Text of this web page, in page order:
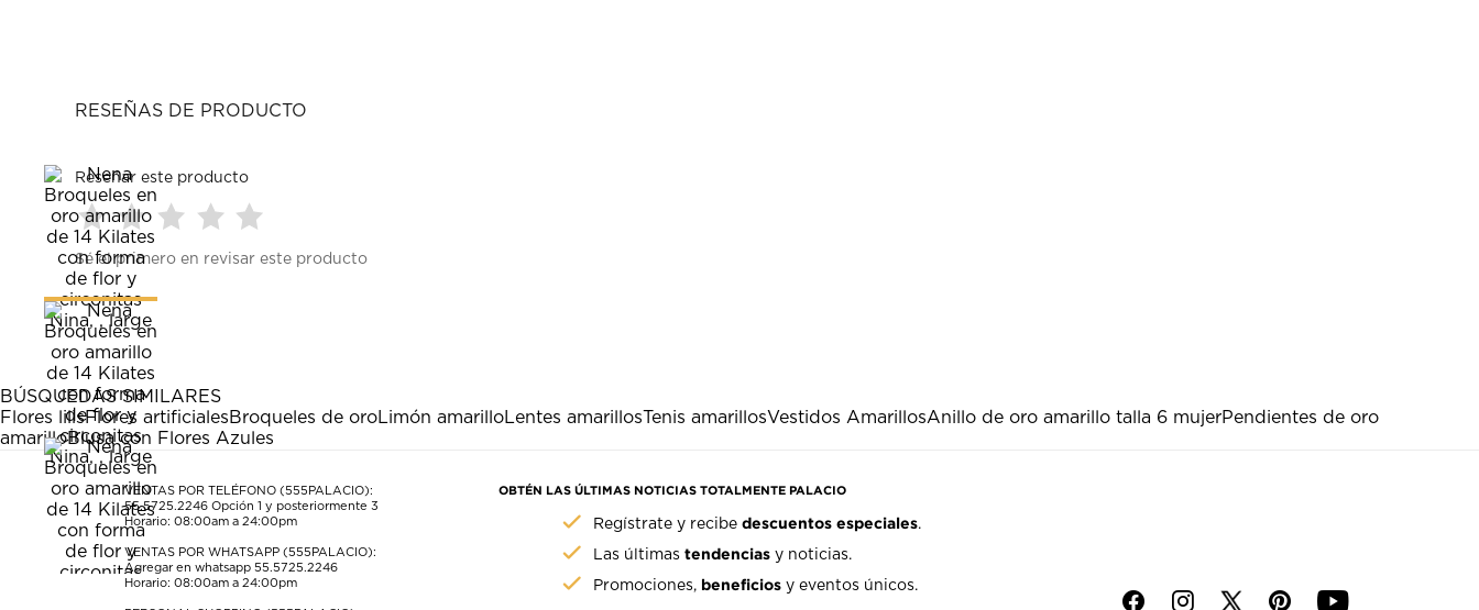
RESEÑAS DE PRODUCTO
Reseñar este producto
Seleccionar
para
calificar
el
artículo
con
1
estrella
Esta
acción
abrirá
el
formulario
de
envío.
Seleccionar
para
calificar
el
artículo
con
2
estrellas.
Esta
acción
abrirá
el
formulario
de
envío.
Seleccionar
para
el
artículo
3
estrellas.
Esta
acción
abrirá
el
formulario
de
para
estrellas.
Esta
acción
abrirá
formulario
de
para
Esta
acción
abrirá
formulario
de
envío.
Sé el primero en revisar este producto
BÚSQUEDAS SIMILARES
Flores lilisFlores artificialesBroqueles de oroLimón amarilloLentes amarillosTenis amarillosVestidos AmarillosAnillo de oro amarillo talla 6 mujerPendientes de oro
amarilloBlusa con Flores Azules
VENTAS POR TELÉFONO (555PALACIO):
55.5725.2246 Opción 1 y posteriormente 3
Horario: 08:00am a 24:00pm
VENTAS POR WHATSAPP (555PALACIO):
Agregar en whatsapp 55.5725.2246
Horario: 08:00am a 24:00pm
OBTÉN LAS ÚLTIMAS NOTICIAS TOTALMENTE PALACIO
Regístrate y recibedescuentos especiales.
Las últimastendencias y noticias.
Promociones, beneficios y eventos únicos.
f i p y